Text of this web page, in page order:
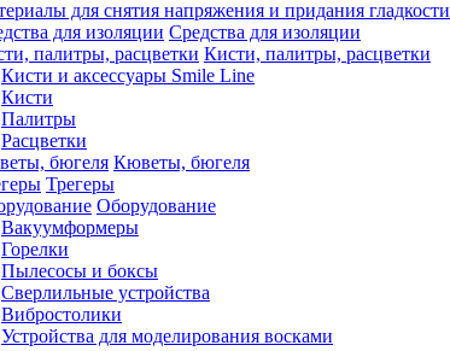
Средства для изоляции
Кисти, палитры, расцветки
Кисти и аксессуары Smile Line
Кисти
Палитры
Расцветки
Кюветы, бюгеля
Трегеры
Оборудование
Вакуумформеры
Горелки
Пылесосы и боксы
Сверлильные устройства
Вибростолики
Устройства для моделирования восками